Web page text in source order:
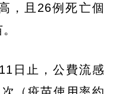
，且26例死亡個
日止，公費流感